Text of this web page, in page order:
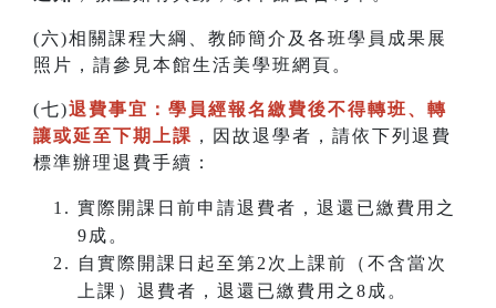
(六)相關課程大綱、教師簡介及各班學員成果展
照片，請參見本館生活美學班網頁。
(七)退費事宜：學員經報名繳費後不得轉班、 轉
讓或延至下期上課 ，因故退學者，請依下列退費
標準辦理退費手續：
實際開課日前申請退費者，退還已繳費用之
9成。
自實際開課日起至第2次上課前（不含當次
上課）退費者，退還已繳費用之8成。